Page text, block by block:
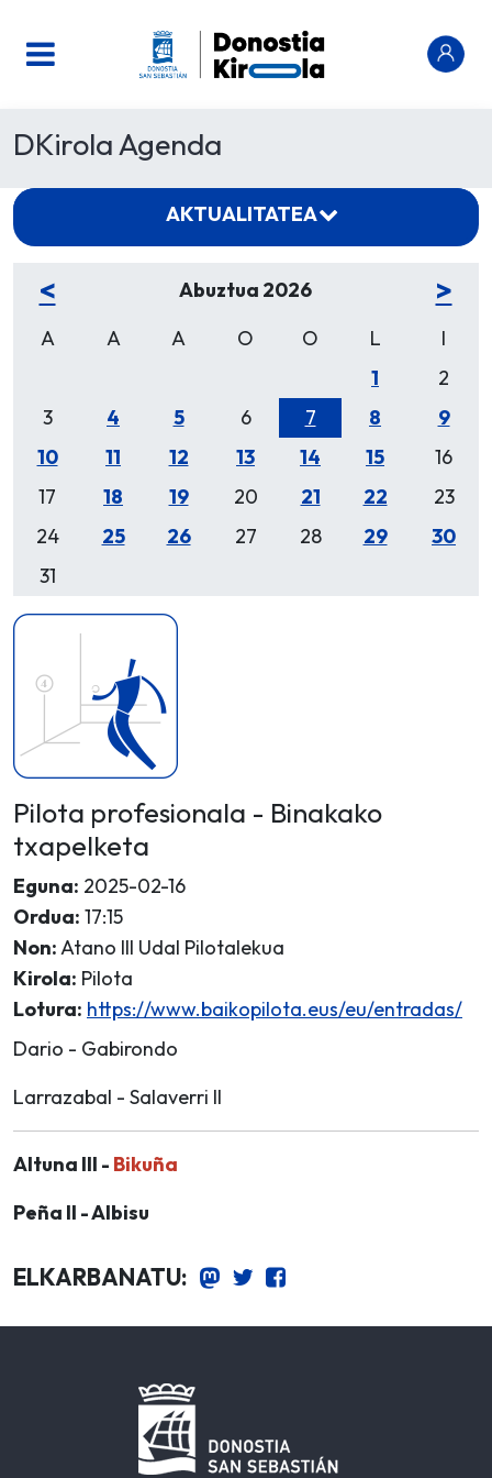
DKirola Agenda
Pilota profesionala - Binakako
txapelketa
Eguna: 2025-02-16
Ordua: 17:15
Non:Atano III Udal Pilotalekua
Kirola: Pilota
Lotura: https://www.baikopilota.eus/eu/entradas/
Dario - Gabirondo
Larrazabal - Salaverri II
Altuna III - Bikuña
Peña II - Albisu
ELKARBANATU:
AKTUALITATEA
< Abuztua 2026 >
A A A O O L
I
1
2
3
4 5 6 7 8
9
10
11 12 13 14 15
16
17
18 19 20 21 22
23
24
25 26 27 28 29
30
31